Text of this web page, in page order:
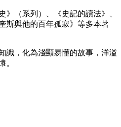
》（系列）、《史記的讀法》、
斯與他的百年孤寂》等多本著
識，化為淺顯易懂的故事，洋溢
。